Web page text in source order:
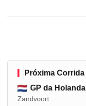
Próxima Corrida
GP da Holanda
Zandvoort